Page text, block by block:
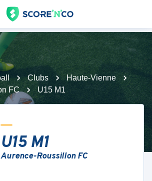
Clubs
Haute-Vienne
FC
U15 M1
U15 M1
Aurence-Roussillon FC